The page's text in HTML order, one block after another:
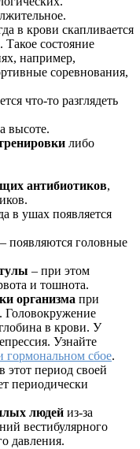
в крови скапливается
Такое состояние
например,
соревнования,
что-то разглядеть
высоте.
либо
антибиотиков,
в ушах появляется
– появляются головные
– при этом
и тошнота.
организма при
в крови. У
Узнайте
гормональном сбое.
период своей
периодически
людей из-за
вестибулярного
давления.